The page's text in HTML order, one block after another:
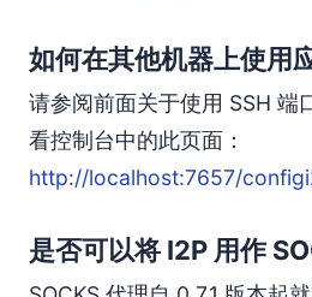
如何在其他机器上使用
请参阅前面关于使用 SSH 端
看控制台中的此页面：
http://localhost:7657/
是否可以将 I2P 用作